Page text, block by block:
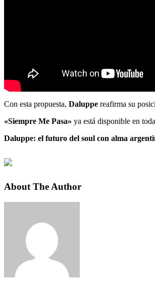
Con esta propuesta, Daluppe reafirma su
«Siempre Me Pasa» ya está disponible en
Daluppe: el futuro del soul con alma
About The Author